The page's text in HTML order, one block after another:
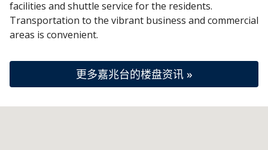
facilities and shuttle service for the residents.
Transportation to the vibrant business and commercial
areas is convenient.
更多嘉兆台的楼盘资讯 »